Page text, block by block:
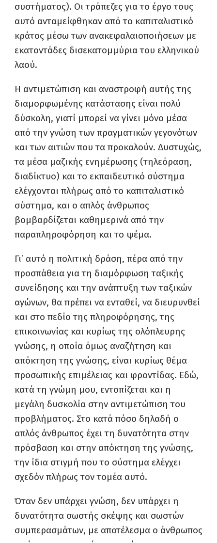
συστήματος). Οι τράπεζες για το έργο τους
αυτό ανταμείφθηκαν από το καπιταλιστικό
κράτος μέσω των ανακεφαλαιοποιήσεων με
εκατοντάδες δισεκατομμύρια του ελληνικού
λαού.
Η αντιμετώπιση και αναστροφή αυτής της
διαμορφωμένης κατάστασης είναι πολύ
δύσκολη, γιατί μπορεί να γίνει μόνο μέσα
από την γνώση των πραγματικών γεγονότων
και των αιτιών που τα προκαλούν. Δυστυχώς,
τα μέσα μαζικής ενημέρωσης (τηλεόραση,
διαδίκτυο) και το εκπαιδευτικό σύστημα
ελέγχονται πλήρως από το καπιταλιστικό
σύστημα, και ο απλός άνθρωπος
βομβαρδίζεται καθημερινά από την
παραπληροφόρηση και το ψέμα.
Γι’ αυτό η πολιτική δράση, πέρα από την
προσπάθεια για τη διαμόρφωση ταξικής
συνείδησης και την ανάπτυξη των ταξικών
αγώνων, θα πρέπει να ενταθεί, να διευρυνθεί
και στο πεδίο της πληροφόρησης, της
επικοινωνίας και κυρίως της ολόπλευρης
γνώσης, η οποία όμως αναζήτηση και
απόκτηση της γνώσης, είναι κυρίως θέμα
προσωπικής επιμέλειας και φροντίδας. Εδώ,
κατά τη γνώμη μου, εντοπίζεται και η
μεγάλη δυσκολία στην αντιμετώπιση του
προβλήματος. Στο κατά πόσο δηλαδή ο
απλός άνθρωπος έχει τη δυνατότητα στην
πρόσβαση και στην απόκτηση της γνώσης,
την ίδια στιγμή που το σύστημα ελέγχει
σχεδόν πλήρως τον τομέα αυτό.
Όταν δεν υπάρχει γνώση, δεν υπάρχει η
δυνατότητα σωστής σκέψης και σωστών
συμπερασμάτων, με αποτέλεσμα ο άνθρωπος